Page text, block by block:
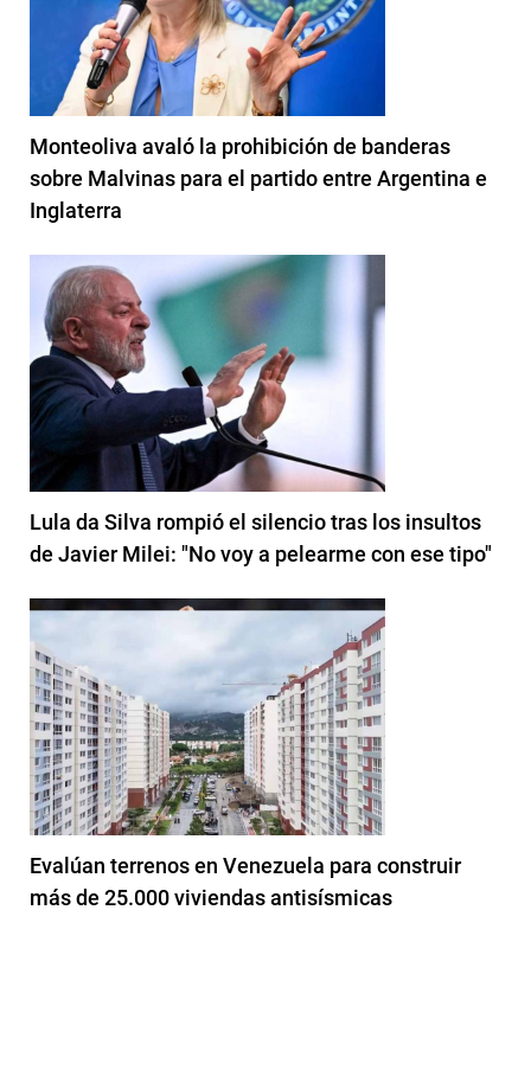
Monteoliva avaló la prohibición de banderas
sobre Malvinas para el partido entre Argentina e
Inglaterra
Lula da Silva rompió el silencio tras los insultos
de Javier Milei: "No voy a pelearme con ese tipo"
Evalúan terrenos en Venezuela para construir
más de 25.000 viviendas antisísmicas